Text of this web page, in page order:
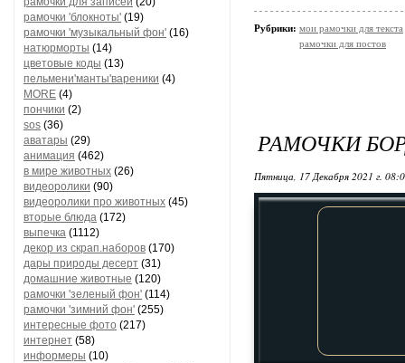
рамочки 'блокноты' (19)
рамочки 'музыкальный фон' (16)
натюрморты (14)
цветовые коды (13)
пельмени'манты'вареники (4)
MORE (4)
пончики (2)
sos (36)
аватары (29)
анимация (462)
в мире животных (26)
видеоролики (90)
видеоролики про животных (45)
вторые блюда (172)
выпечка (1112)
декор из скрап.наборов (170)
дары природы десерт (31)
домашние животные (120)
рамочки 'зеленый фон' (114)
рамочки 'зимний фон' (255)
интересные фото (217)
интернет (58)
информеры (10)
Рубрики: мои рамочки для текста
рамочки для постов
РАМОЧКИ
Пятница, 17 Декабря 2021 г.